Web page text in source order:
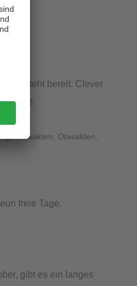
steht bereit. Clever
Tage.
Nidwalden, Obwalden,
freie Tage.
gibt es ein langes